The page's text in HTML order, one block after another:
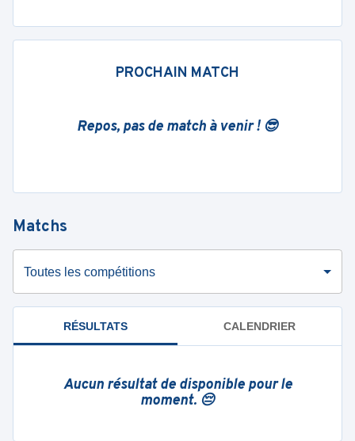
PROCHAIN MATCH
Repos, pas de match à venir ! 😎
Matchs
Toutes les compétitions
RÉSULTATS CALENDRIER
Aucun résultat de disponible pour le
moment. 😔